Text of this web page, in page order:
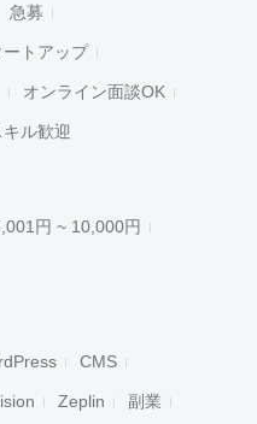
急募
ートアップ
オンライン面談OK
ル歓迎
円 ~ 10,000円
CMS
Zeplin 副業